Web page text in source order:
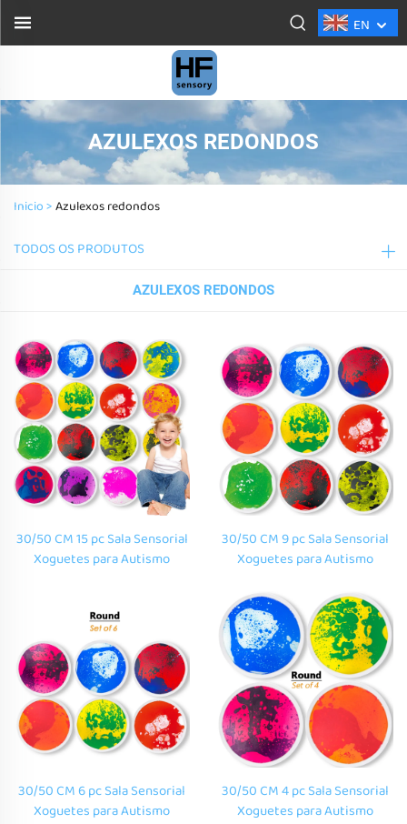
EN
AZULEXOS REDONDOS
Inicio >Azulexos redondos
TODOS OS PRODUTOS
AZULEXOS REDONDOS
30/50 CM 15 pc Sala Sensorial
Xoguetes para Autismo
Infancia Conjunto de Ladrillos
de Suelo Líquido Redondo
30/50 CM 9 pc Sala Sensorial
Xoguetes para Autismo
Sensorial Infantil Xardín de
Infancia Conjunto de Ladrillos
de Suelo Líquido Redondo
30/50 CM 6 pc Sala Sensorial
Xoguetes para Autismo
30/50 CM 4 pc Sala Sensorial
Xoguetes para Autismo